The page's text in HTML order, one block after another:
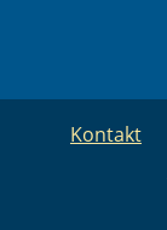
Kontakt